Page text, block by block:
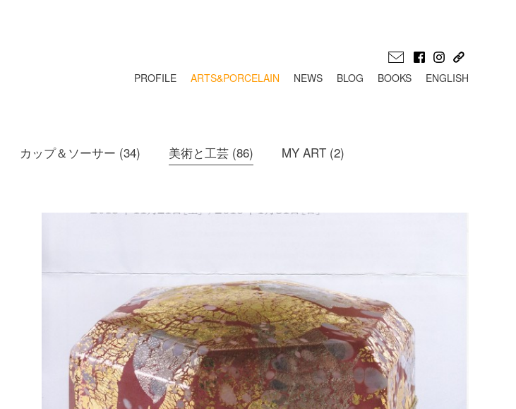
PROFILE ARTS&PORCELAIN NEWS BLOG BOOKS ENGLISH
カップ＆ソーサー (34) 美術と工芸 (86) MY ART (2)